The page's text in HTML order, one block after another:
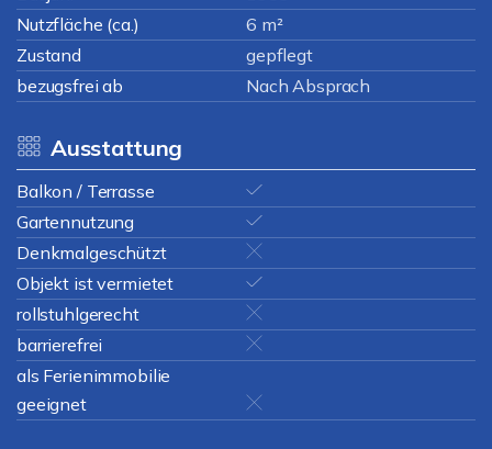
Nutzfläche (ca.)
6 m²
Zustand
gepflegt
bezugsfrei ab
Nach Absprach
Ausstattung
Balkon / Terrasse
Gartennutzung
Denkmalgeschützt
Objekt ist vermietet
rollstuhlgerecht
barrierefrei
als Ferienimmobilie
geeignet